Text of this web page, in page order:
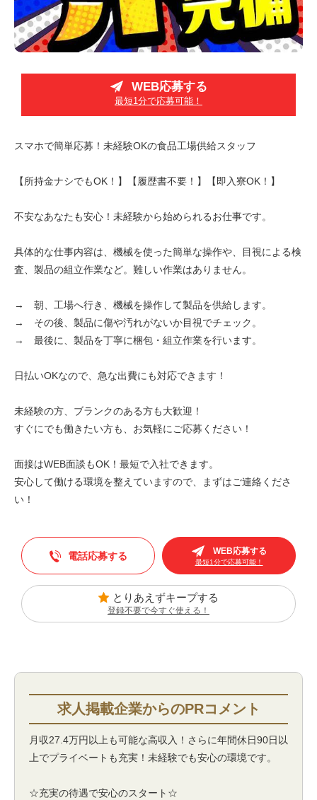
WEB応募する
最短1分で応募可能！
スマホで簡単応募！未経験OKの食品工場供給スタッフ
【所持金ナシでもOK！】【履歴書不要！】【即入寮OK！】
不安なあなたも安心！未経験から始められるお仕事です。
具体的な仕事内容は、機械を使った簡単な操作や、目視による検
査、製品の組立作業など。難しい作業はありません。
→ 朝、工場へ行き、機械を操作して製品を供給します。
→ その後、製品に傷や汚れがないか目視でチェック。
→ 最後に、製品を丁寧に梱包・組立作業を行います。
日払いOKなので、急な出費にも対応できます！
未経験の方、ブランクのある方も大歓迎！
すぐにでも働きたい方も、お気軽にご応募ください！
面接はWEB面談もOK！最短で入社できます。
安心して働ける環境を整えていますので、まずはご連絡くださ
い！
電話応募する WEB応募する
最短1分で応募可能！
とりあえずキープする
登録不要で今すぐ使える！
月収27.4万円以上も可能な高収入！さらに年間休日90日以
上でプライベートも充実！未経験でも安心の環境です。
☆充実の待遇で安心のスタート☆